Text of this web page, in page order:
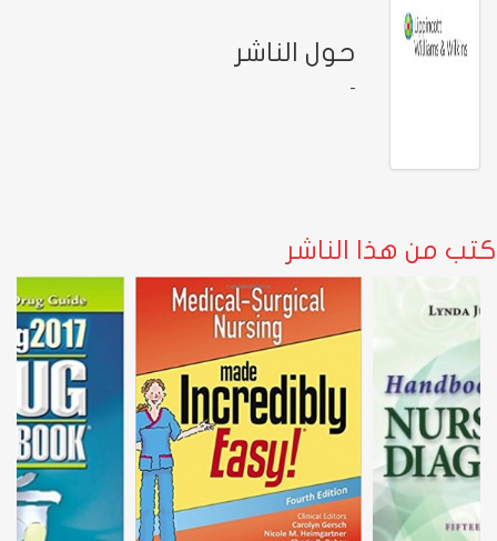
حول الناشر
-
كتب من هذا الناشر